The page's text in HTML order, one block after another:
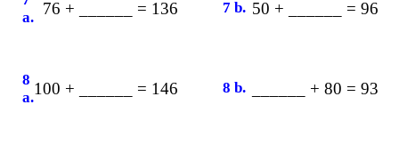
a. 76 + ______ = 136 7 b. 50 + ______ = 96
8
a.100 + ______ = 146 8 b. ______ + 80 = 93